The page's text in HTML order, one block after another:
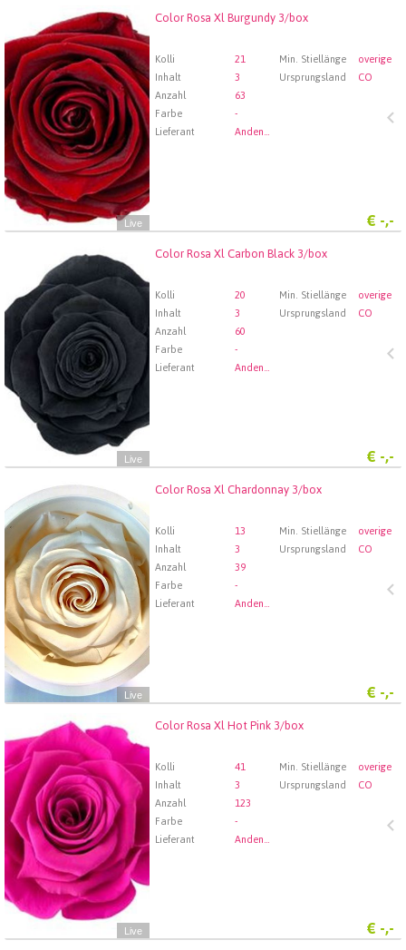
Live
Color Rosa Xl Burgundy 3/box
Kolli 21 Min. Stiellänge
overige
Inhalt
3 Ursprungsland
CO
Anzahl
63
Farbe
-
Lieferant
Andenstolz Handel GmbH
€ -,-
Color Rosa Xl Burgundy 3/box
Wählen Sie zuerst ein Abfartdatum.
Live
Color Rosa Xl Carbon Black 3/box
Kolli 20 Min. Stiellänge
overige
Inhalt
3 Ursprungsland
CO
Anzahl
60
Farbe
-
Lieferant
Andenstolz Handel GmbH
€ -,-
Color Rosa Xl Carbon Black 3/box
Wählen Sie zuerst ein Abfartdatum.
Live
Color Rosa Xl Chardonnay 3/box
Kolli 13 Min. Stiellänge
overige
Inhalt
3 Ursprungsland
CO
Anzahl
39
Farbe
-
Lieferant
Andenstolz Handel GmbH
€ -,-
Color Rosa Xl Chardonnay 3/box
Wählen Sie zuerst ein Abfartdatum.
Live
Color Rosa Xl Hot Pink 3/box
Kolli 41 Min. Stiellänge
overige
Inhalt
3 Ursprungsland
CO
Anzahl
123
Farbe
-
Lieferant
Andenstolz Handel GmbH
€ -,-
Color Rosa Xl Hot Pink 3/box
Wählen Sie zuerst ein Abfartdatum.